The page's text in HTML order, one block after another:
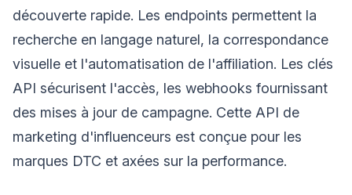
découverte rapide. Les endpoints permettent la
recherche en langage naturel, la correspondance
visuelle et l'automatisation de l'affiliation. Les clés
API sécurisent l'accès, les webhooks fournissant
des mises à jour de campagne. Cette API de
marketing d'influenceurs est conçue pour les
marques DTC et axées sur la performance.